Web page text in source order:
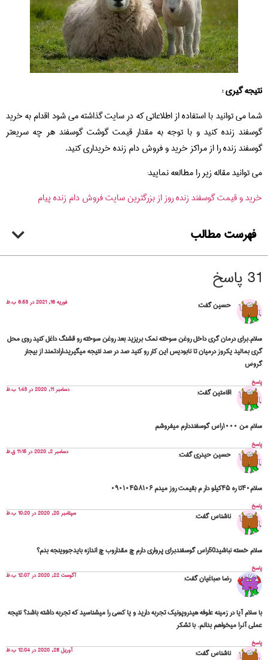
نتیجه گیری :
شما می توانید با استفاده از اطلاعاتی که در سایت گذاشته می شود اقدام به خرید
گوسفند زنده کنید و با توجه به مقدار قیمت گوشت گوسفند هر چه سریعتر
گوسفند زنده را از مراکز خرید و فروش دام زنده خریداری کنید.
می توانید مقاله زیر را مطالعه نمایید:
خرید و قیمت گوسفند زنده روز از بزرگترین سایت فروش دام زنده پیام
فهرست مطالب
31 پاسخ
حسینگفت: فوریه 16, 2021 در 6:53 ب.ظ
سلام.برای درمان گری داخل روغن سوخته نمک بریزید بعد روغن سوخته رو قشنگ داغل کنید روی محل
گری بمالید یکروز درمیان تا نابودیس این کار رو کنید صد در صد نتیجه میگیرید،ارادتمند از بیجار
گروس
پاسخ
اقامتینگفت: دسامبر 11, 2020 در 1:43 ب.ظ
سلام من ۱۰۰۰راس گوسفنددارم میفروشم
پاسخ
حسین حیدریگفت: دسامبر 2, 2020 در 11:15 ق.ظ
سلام۴۰تا ره ۴۵کیلو دار م بقیمت روز میدم ۰۹۰۱۰۴۵۸۱۰۶
پاسخ
ناشناسگفت: سپتامبر 20, 2020 در 10:20 ب.ظ
سلام خسته نباشید50راس گوسفندبرای پرواری دارم چ مقداروب چ اندازه بایدجووینجه بدم؟
پاسخ
رضا صباغیانگفت: آگوست 22, 2020 در 12:07 ب.ظ
با سلام آیا در زمینه علوفه هیدروپونیک تجربه دارید و یا کسی را میشناسید که تجربه داشته باشد؟ نتیجه
عملی آنرا میخواهم بدانم. با تشکر
پاسخ
ناشناسگفت: آوریل 28, 2020 در 12:04 ب.ظ